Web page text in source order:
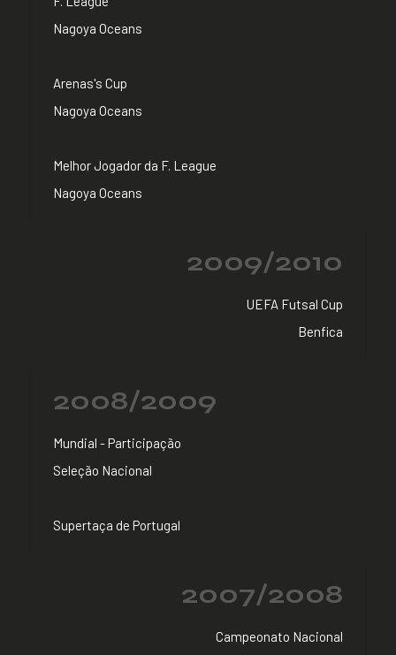
Nagoya Oceans
Arenas's Cup
Nagoya Oceans
Melhor Jogador da F. League
Nagoya Oceans
2009/2010
UEFA Futsal Cup
Benfica
2008/2009
Mundial - Participação
Seleção Nacional
Supertaça de Portugal
2007/2008
Campeonato Nacional